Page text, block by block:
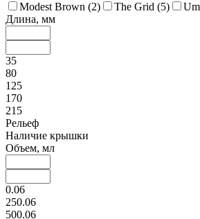
Modest Brown (2) The Grid (5)
Длина, мм
35
80
125
170
215
Рельеф
Наличие крышки
Объем, мл
0.06
250.06
500.06